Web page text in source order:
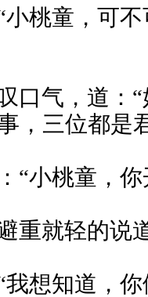
桃童，可
口气，道：
，三位都是
“小桃童，你
重就轻的说
想知道，你